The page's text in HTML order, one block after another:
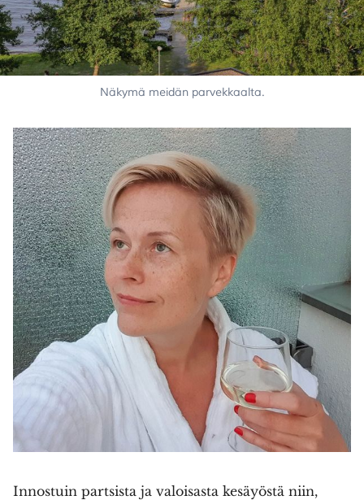
Näkymä meidän parvekkaalta.
Innostuin partsista ja valoisasta kesäyöstä niin,